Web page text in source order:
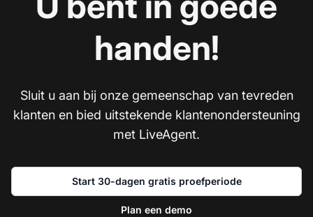
handen!
Sluit u aan bij onze gemeenschap van tevreden
klanten en bied uitstekende klantenondersteuning
met LiveAgent.
Start 30-dagen gratis proefperiode
Plan een demo